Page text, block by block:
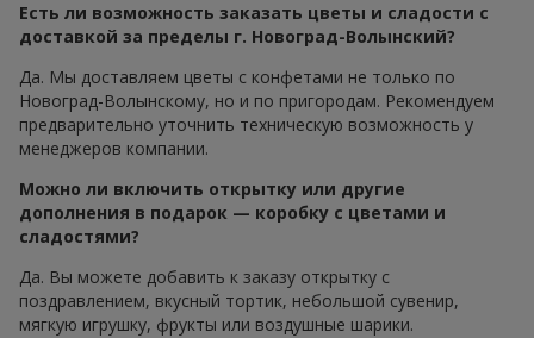
Есть ли возможность заказать цветы и сладости с
доставкой за пределы г. Новоград-Волынский?
Да. Мы доставляем цветы с конфетами не только по
Новоград-Волынскому, но и по пригородам. Рекомендуем
предварительно уточнить техническую возможность у
менеджеров компании.
Можно ли включить открытку или другие
дополнения в подарок — коробку с цветами и
сладостями?
Да. Вы можете добавить к заказу открытку с
поздравлением, вкусный тортик, небольшой сувенир,
мягкую игрушку, фрукты или воздушные шарики.